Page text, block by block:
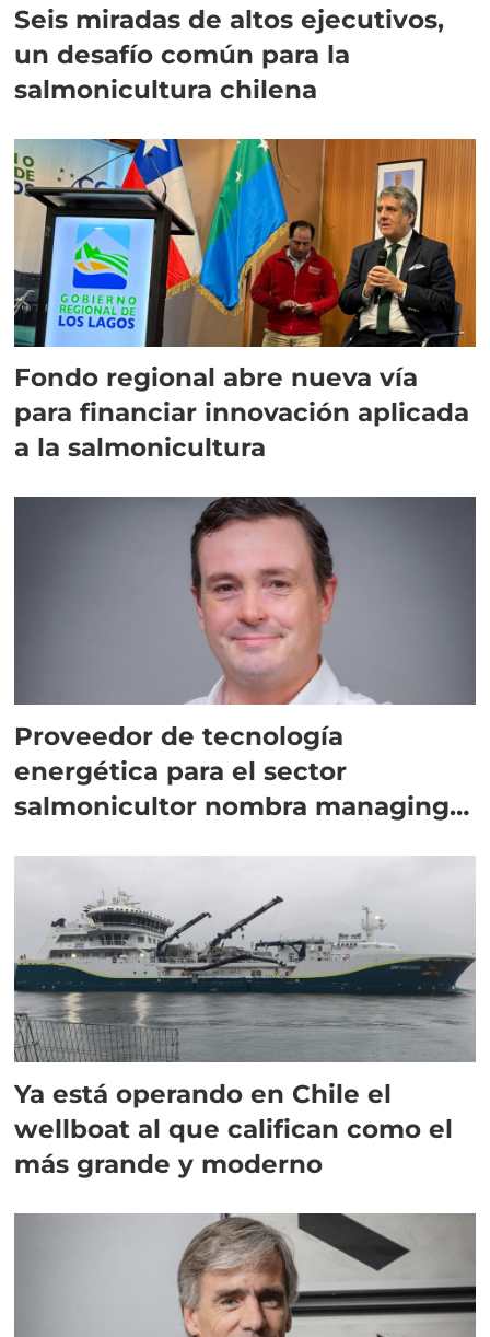
Seis miradas de altos ejecutivos,
un desafío común para la
salmonicultura chilena
Fondo regional abre nueva vía
para financiar innovación aplicada
a la salmonicultura
Proveedor de tecnología
energética para el sector
salmonicultor nombra managing
Ya está operando en Chile el
wellboat al que califican como el
más grande y moderno